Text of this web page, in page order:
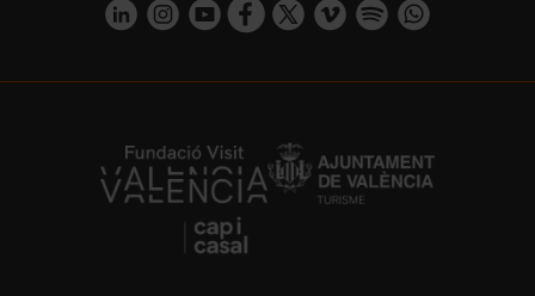
https://www.linkedin.com/company/turismo-valencia/mycompany/
https://www.instagram.com/visit_valencia/
https://www.youtube.com/user/
https://www.facebook.com/
https://twitter.com/
https://vimeo.com/
https://https://api.whatsapp.com/
https://fundacion.visitvalencia.com/